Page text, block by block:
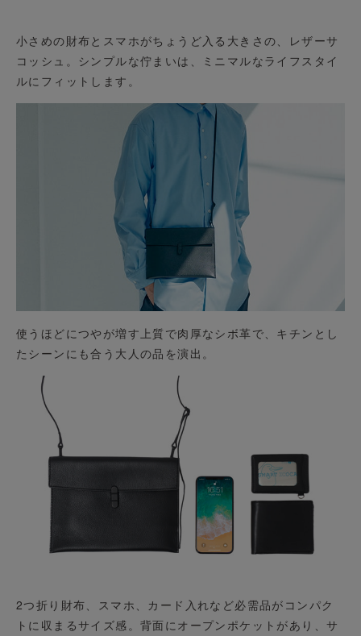
小さめの財布とスマホがちょうど入る大きさの、レザーサ
コッシュ。シンプルな佇まいは、ミニマルなライフスタイ
ルにフィットします。
使うほどにつやが増す上質で肉厚なシボ革で、キチンとし
たシーンにも合う大人の品を演出。
2つ折り財布、スマホ、カード入れなど必需品がコンパク
トに収まるサイズ感。背面にオープンポケットがあり、サ